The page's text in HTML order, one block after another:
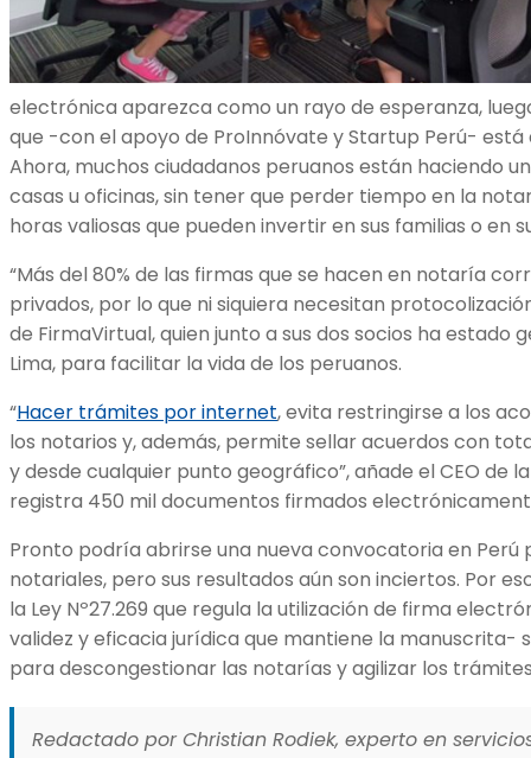
electrónica aparezca como un rayo de esperanza,
que -con el apoyo de ProInnóvate y Startup Perú-
Ahora, muchos ciudadanos peruanos están haciendo
casas u oficinas, sin tener que perder tiempo en la
horas valiosas que pueden invertir en sus familias o en
“Más del 80% de las firmas que se hacen en notaría
privados, por lo que ni siquiera necesitan
de FirmaVirtual, quien junto a sus dos socios ha estado
Lima, para facilitar la vida de los peruanos.
“Hacer trámites por internet, evita restringirse a los
los notarios y, además, permite sellar acuerdos con
y desde cualquier punto geográfico”, añade el CEO de
registra 450 mil documentos firmados
Pronto podría abrirse una nueva convocatoria en Perú
notariales, pero sus resultados aún son inciertos. Por
la Ley Nº27.269 que regula la utilización de firma
validez y eficacia jurídica que mantiene la manuscrita-
para descongestionar las notarías y agilizar los
Redactado por Christian Rodiek, experto en